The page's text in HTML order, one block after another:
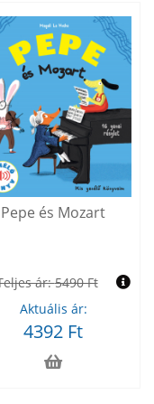
Pepe és Mozart
ár:5490 Ft
Aktuális ár:
4392 Ft